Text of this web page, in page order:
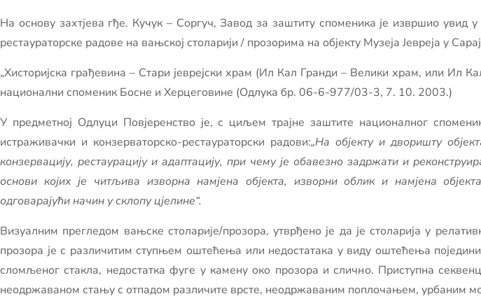
На основу захтјева гђе. Кучук – Соргуч, Завод за заштиту споменика је извршио увид
рестаураторске радове на вањској столарији / прозорима на објекту Музеја Јевреја у
„Хисторијска грађевина – Стари јеврејски храм (Ил Кал Гранди – Велики храм, или Ил
национални споменик Босне и Херцеговине (Одлука бр. 06-6-977/03-3, 7. 10. 2003.)
У предметној Одлуци Повјеренство је, с циљем трајне заштите националног
истраживачки и конзерваторско-рестаураторски радови:„На објекту и дворишту
конзервацију, рестаурацију и адаптацију, при чему је обавезно задржати и
основи којих је читљива изворна намјена објекта, изворни облик и намјена
одговарајући начин у склопу цјелине“.
Визуалним прегледом вањске столарије/прозора, утврђено је да је столарија у
прозора је с различитим ступњем оштећења или недостатака у виду оштећења
сломљеног стакла, недостатка фуге у камену око прозора и слично. Приступна
неодржаваном стању с отпадом различите врсте, неодржаваним поплочањем, урбаним